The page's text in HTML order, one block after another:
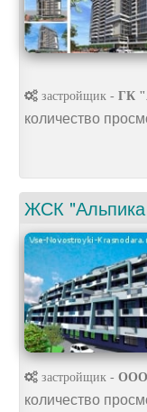
застройщик - ГК
количество
ЖСК "Альпика
застройщик - ООО
количество